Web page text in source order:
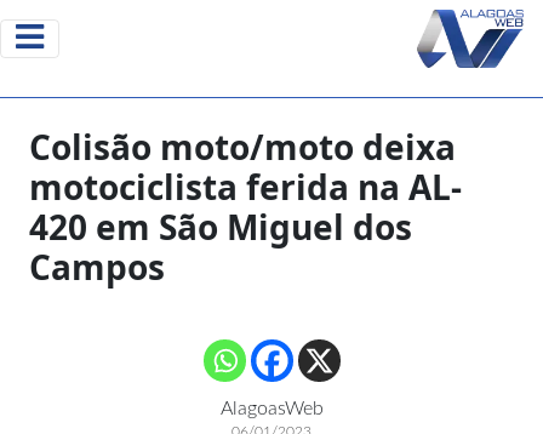
Colisão moto/moto deixa
motociclista ferida na AL-
420 em São Miguel dos
Campos
AlagoasWeb